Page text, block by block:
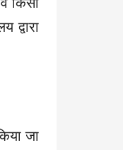
द्वारा
जा